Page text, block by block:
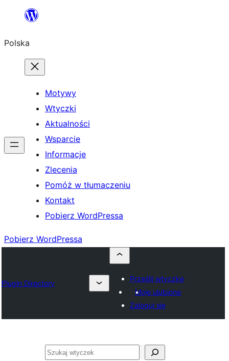
Przejdź
treści
Polska
Motywy
Wtyczki
Aktualności
Wsparcie
Informacje
Zlecenia
Pomóż w tłumaczeniu
Kontakt
Pobierz WordPressa
Pobierz WordPressa
Plugin Directory
Prześlij wtyczkę
Moje ulubione
Zaloguj się
Szukaj